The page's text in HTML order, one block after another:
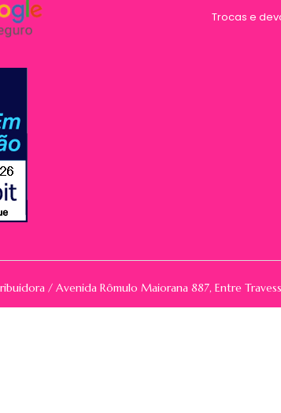
Trocas e
/ Avenida Rômulo Maiorana 887, Entre